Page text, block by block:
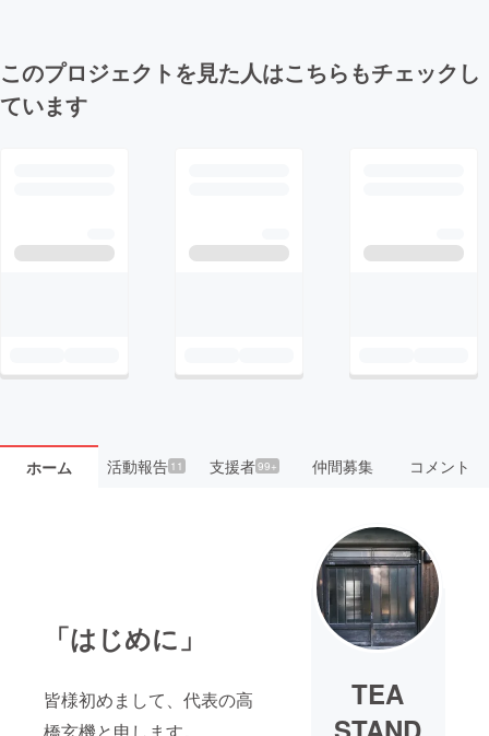
このプロジェクトを見た人はこちらもチェックし
ています
ホーム 活動報告11 支援者99+ 仲間募集 コメント
「はじめに」
皆様初めまして、代表の高
橋玄機と申します。
TEA